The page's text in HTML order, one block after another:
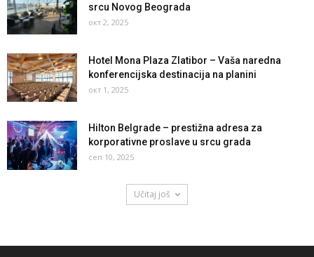
srcu Novog Beograda
окт 2, 2025
Hotel Mona Plaza Zlatibor – Vaša naredna
konferencijska destinacija na planini
окт 1, 2025
Hilton Belgrade – prestižna adresa za
korporativne proslave u srcu grada
сеп 10, 2025
Učitaj još